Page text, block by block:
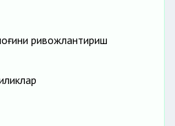
ривожлантириш